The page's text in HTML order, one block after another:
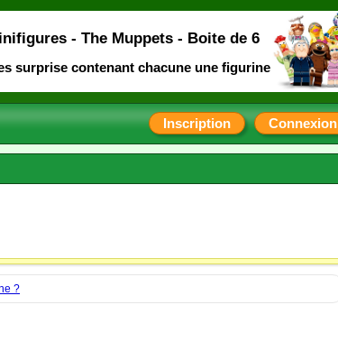
Inscription Connexion
?
- The Muppets - Boite de 6
surprise contenant chacune une figurine